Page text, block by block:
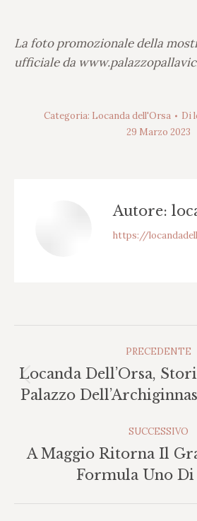
La foto promozionale della
ufficiale da
Categoria: Locanda dell'Orsa Di
29 Marzo 2023
Autore:
https://
Post
PRECEDENTE
Post
Locanda Dell’Orsa,
Palazzo
SUCCESSIVO
post:
A Maggio Ritorna Il
Formula Uno